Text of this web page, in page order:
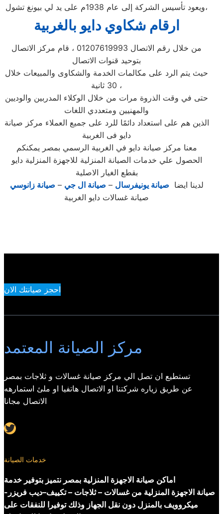
ويعود تأسيس الشركة إلى عام 1938م على يد لي بيونغ تشول،
ارقام شكاوي دايو بالغربية
من خلال رقم الاتصال 01207619993 ، قام مركز الاتصال
بتوحيد قنوات الاتصال
حيث يتم الرد على مكالمات الخدمة والشكاوى والمبيعات خلال
30 ثانية ،
حتى في وقت الذروة مرات من خلال الوكلاء المدربين والوديين
والمهنيين ومتعددي اللغات
الذين هم على استعداد دائمًا للرد على جميع العملاء مركز صيانة
دايو فى الغربية
معنا مركز صيانة دايو في الغربية الرسمي بمصر يمكنكم
الحصول علي خدمات الصيانة المنزلية للاجهزة المنزلية دايو
بقطع الغيار الاصلية
لدينا ايضا صيانة يونيفرسال – صيانة ال جي – صيانة زانوسي
صيانة غسالات دايو الغربية
احجز صيانتك الان
مركز الصيانة المعتمد
تستطيع ان تصل الي مركز صيانة غسالات و ثلاجات بمصر
عن طريق زياره شركتنا او الاتصال هاتفيا او ملئ استمارهه
الاتصال مجانا
Twitter
خدمات الصيانة
اماكن صيانة الاجهزة المنزلية بمصر نتميز بتوفير خدمة
صيانة الاجهزة المنزلية من غسالات – ثلاجات – تكييف–ديب فريزر-
ميكروويف بالمنزل دون نقل الجهاز وذلك توفيرا للنفقات على